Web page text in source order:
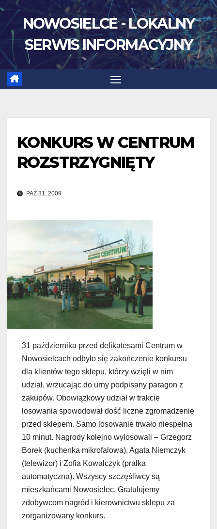
Skip
content
NOWOSIELCE - LOKALNY
SERWIS INFORMACYJNY
KONKURS W CENTRUM
ROZSTRZYGNIĘTY
PAŹ 31, 2009
31 października przed delikatesami Centrum w
Nowosielcach odbyło się zakończenie konkursu
dla klientów tego sklepu, którzy wzięli w nim
udział, wrzucając do urny podpisany paragon z
zakupów. Obowiązkowy udział w trakcie
losowania spowodował dość liczne zgromadzenie
przed sklepem. Samo losowanie trwało niespełna
10 minut. Nagrody kolejno wylosowali – Grzegorz
Borek (kuchenka mikrofalowa), Agata Niemczyk
(telewizor) i Zofia Kowalczyk (pralka
automatyczna). Wszyscy szczęśliwcy są
mieszkańcami Nowosielec. Gratulujemy
zdobywcom nagród i kierownictwu sklepu za
zorganizowany konkurs.